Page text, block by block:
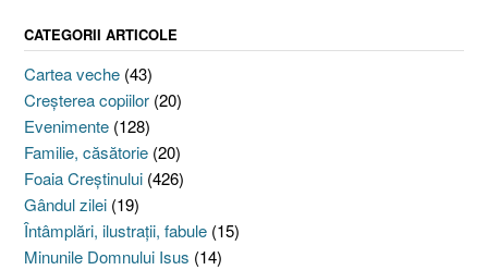
CATEGORII ARTICOLE
Cartea veche (43)
Creşterea copiilor (20)
Evenimente (128)
Familie, căsătorie (20)
Foaia Creştinului (426)
Gândul zilei (19)
Întâmplări, ilustraţii, fabule (15)
Minunile Domnului Isus (14)